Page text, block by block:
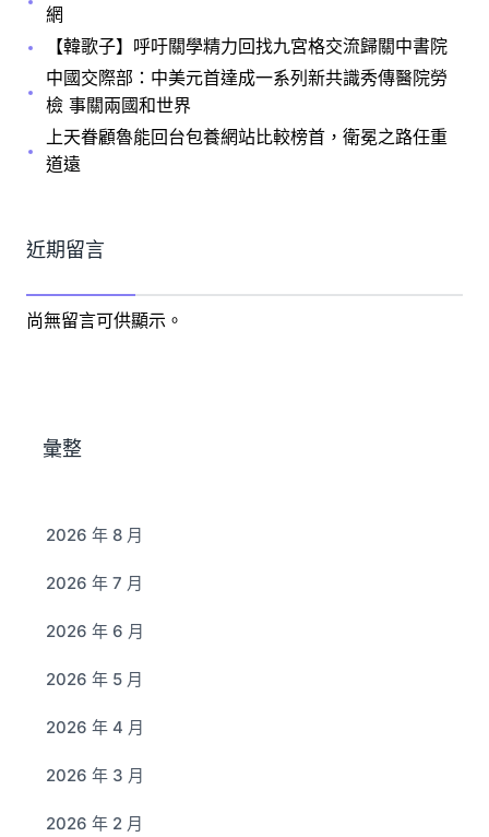
網
【韓歌子】呼吁關學精力回找九宮格交流歸關中書院
中國交際部：中美元首達成一系列新共識秀傳醫院勞
檢 事關兩國和世界
上天眷顧魯能回台包養網站比較榜首，衛冕之路任重
道遠
近期留言
尚無留言可供顯示。
彙整
2026 年 8 月
2026 年 7 月
2026 年 6 月
2026 年 5 月
2026 年 4 月
2026 年 3 月
2026 年 2 月